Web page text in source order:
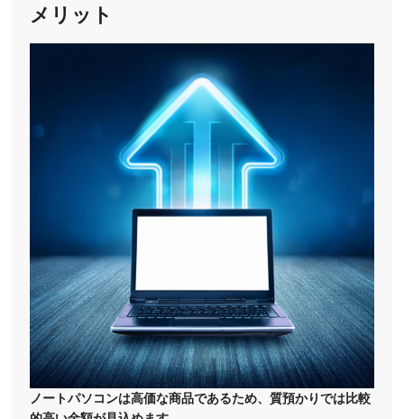
メリット
ノートパソコンは高価な商品であるため、質預かりでは比較